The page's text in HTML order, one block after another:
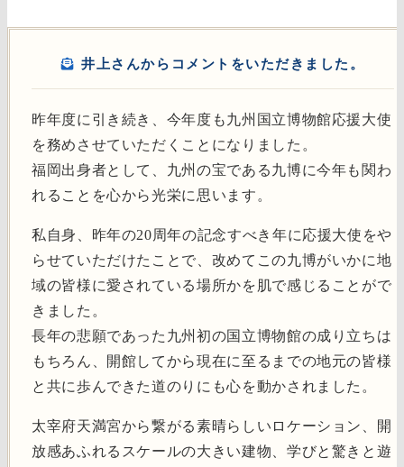
井上さんからコメントをいただきました。
昨年度に引き続き、今年度も九州国立博物館応援大使
を務めさせていただくことになりました。
福岡出身者として、九州の宝である九博に今年も関わ
れることを心から光栄に思います。
私自身、昨年の20周年の記念すべき年に応援大使をや
らせていただけたことで、改めてこの九博がいかに地
域の皆様に愛されている場所かを肌で感じることがで
きました。
長年の悲願であった九州初の国立博物館の成り立ちは
もちろん、開館してから現在に至るまでの地元の皆様
と共に歩んできた道のりにも心を動かされました。
太宰府天満宮から繋がる素晴らしいロケーション、開
放感あふれるスケールの大きい建物、学びと驚きと遊